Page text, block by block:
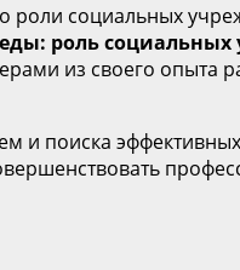
роли социальных
роль социальных
из своего опыта
и поиска